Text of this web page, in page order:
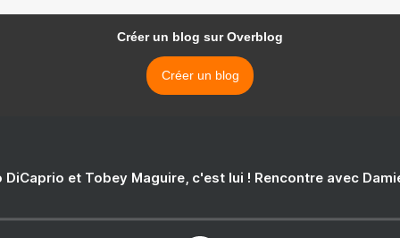
Créer un blog sur Overblog
Créer un blog
DiCaprio et Tobey Maguire, c'est lui ! Rencontre avec